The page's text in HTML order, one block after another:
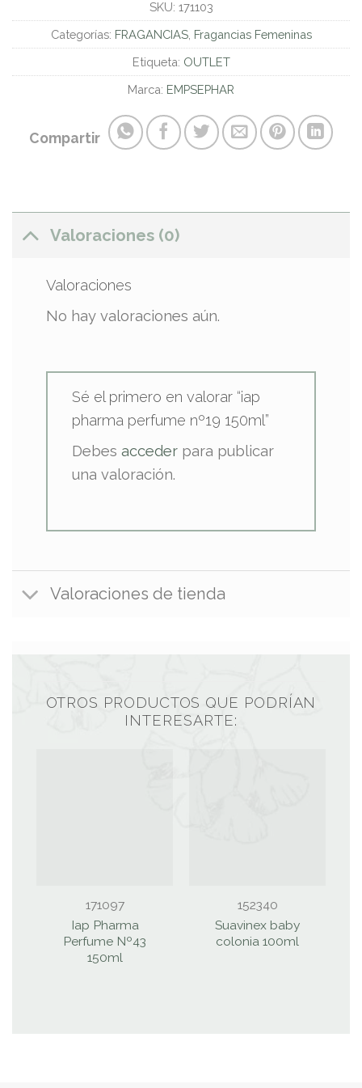
SKU: 171103
Categorías: FRAGANCIAS, Fragancias Femeninas
Etiqueta: OUTLET
Marca: EMPSEPHAR
Compartir
Valoraciones (0)
Valoraciones
No hay valoraciones aún.
Sé el primero en valorar “iap
pharma perfume nº19 150ml”
Debesacceder para publicar
una valoración.
Valoraciones de tienda
OTROS PRODUCTOS QUE PODRÍAN
INTERESARTE:
171097
Iap Pharma
Perfume Nº43
150ml
152340
Suavinex baby
colonia 100ml